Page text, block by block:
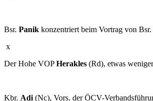
Bsr. Panik konzentriert beim Vortrag von Bsr.
x
Der Hohe VOPHerakles (Rd), etwas
Kbr. Adi (Nc), Vors. der ÖCV-